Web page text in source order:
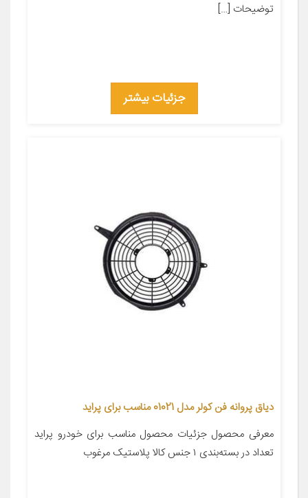
توضیحات […]
جزئیات بیشتر
دیاق پروانه فن کولر مدل 01021 مناسب برای پراید
معرفی محصول جزئیات محصول مناسب برای خودرو پراید
تعداد در بسته‌بندی ۱ جنس کالا پلاستیک مرغوب